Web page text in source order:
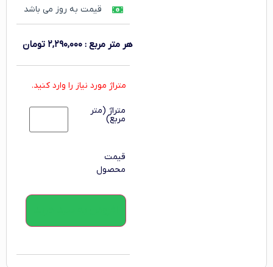
قیمت به روز می باشد
هر متر مربع :۲,۲۹۰,۰۰۰ تومان
متراژ مورد نیاز را وارد کنید.
متراژ (متر
مربع)
قیمت
محصول